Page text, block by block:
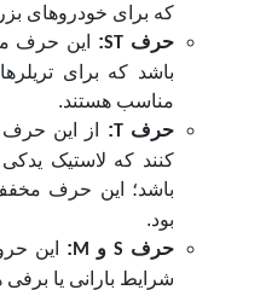
که برای خودروهای
حرف ST
: این حرف
باشد که برای
مناسب هستند.
حرفT
: از این
کنند که لاستیک
باشد؛ این حرف
بود.
حرف S و M
: این
شرایط بارانی یا برفی